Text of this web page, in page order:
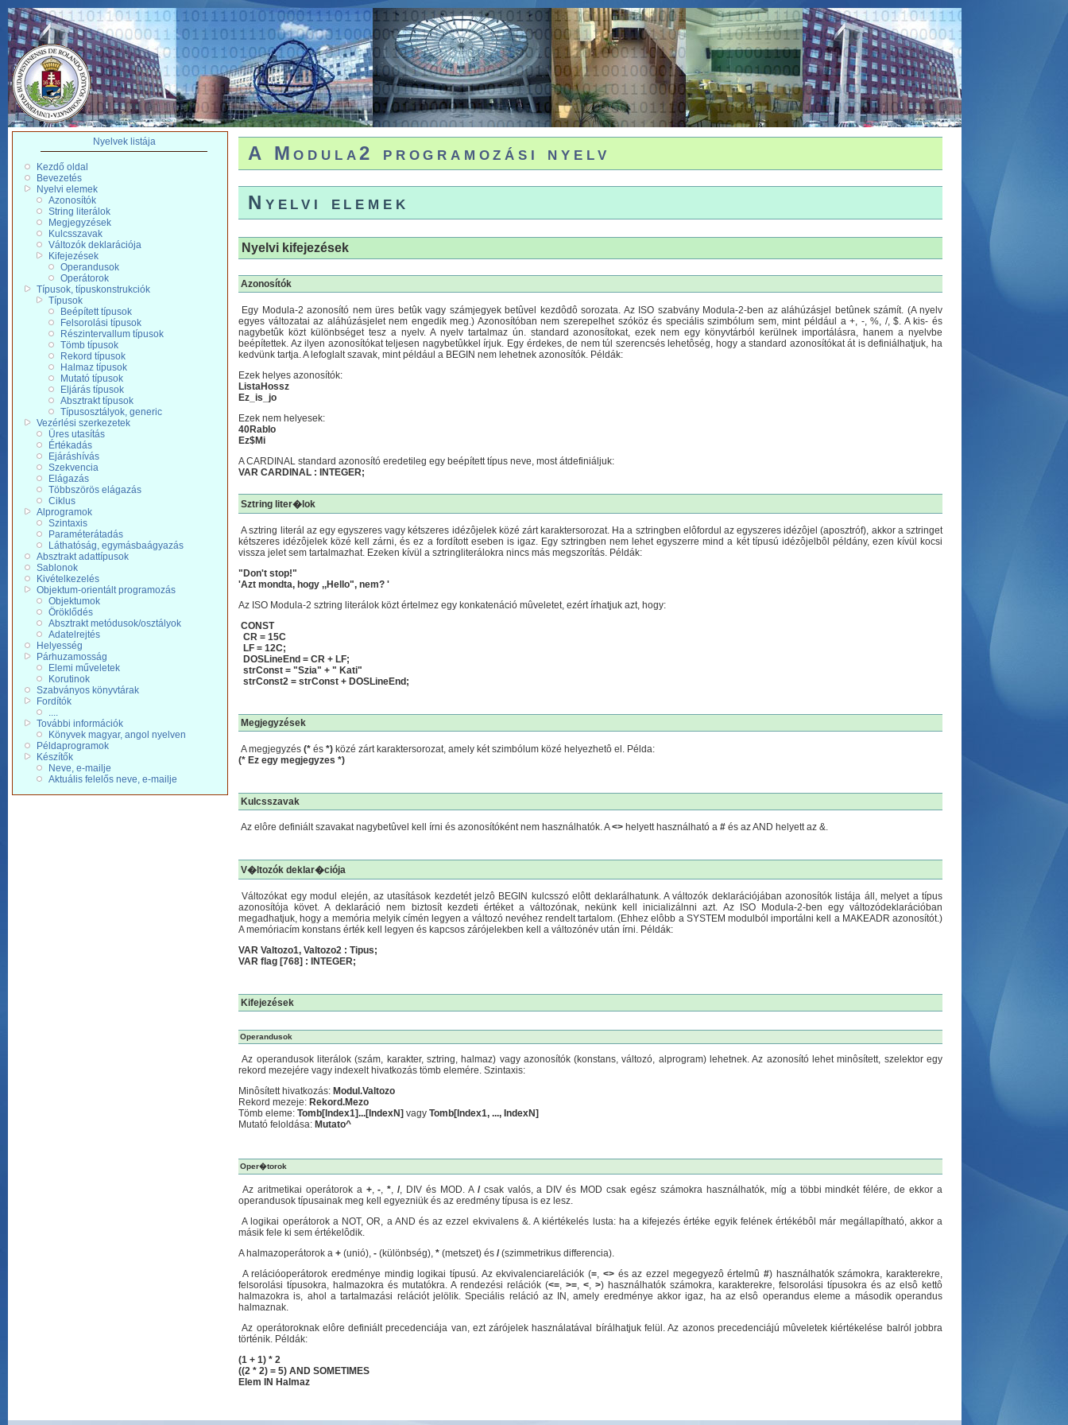
Nyelvek listája
Kezdő oldal
Bevezetés
Nyelvi elemek
Azonosítók
String literálok
Megjegyzések
Kulcsszavak
Változók deklarációja
Kifejezések
Operandusok
Operátorok
Típusok, típuskonstrukciók
Típusok
Beépített típusok
Felsorolási típusok
Részintervallum típusok
Tömb típusok
Rekord típusok
Halmaz típusok
Mutató típusok
Eljárás típusok
Absztrakt típusok
Típusosztályok, generic
Vezérlési szerkezetek
Üres utasítás
Értékadás
Ejáráshívás
Szekvencia
Elágazás
Többszörös elágazás
Ciklus
Alprogramok
Szintaxis
Paraméterátadás
Láthatóság, egymásbaágyazás
Absztrakt adattípusok
Sablonok
Kivételkezelés
Objektum-orientált programozás
Objektumok
Öröklődés
Absztrakt metódusok/osztályok
Adatelrejtés
Helyesség
Párhuzamosság
Elemi műveletek
Korutinok
Szabványos könyvtárak
Fordítók
....
További információk
Könyvek magyar, angol nyelven
Példaprogramok
Készítők
Neve, e-mailje
Aktuális felelős neve, e-mailje
A Modula2 programozási nyelv
Nyelvi elemek
Nyelvi kifejezések
Azonosítók
Egy Modula-2 azonosító nem üres betûk vagy számjegyek betûvel kezdôdô sorozata. Az ISO szabvány Modula-2-ben az aláhúzásjel betûnek számít. (A nyelv
egyes változatai az aláhúzásjelet nem engedik meg.) Azonosítóban nem szerepelhet szóköz és speciális szimbólum sem, mint például a +, -, %, /, $. A kis- és
nagybetûk közt különbséget tesz a nyelv. A nyelv tartalmaz ún. standard azonosítokat, ezek nem egy könyvtárból kerülnek importálásra, hanem a nyelvbe
beépítettek. Az ilyen azonosítókat teljesen nagybetûkkel írjuk. Egy érdekes, de nem túl szerencsés lehetôség, hogy a standard azonosítókat át is definiálhatjuk, ha
kedvünk tartja. A lefoglalt szavak, mint például a BEGIN nem lehetnek azonosítók. Példák:
Ezek helyes azonosítók:
ListaHossz
Ez_is_jo
Ezek nem helyesek:
40Rablo
Ez$Mi
A CARDINAL standard azonosító eredetileg egy beépített típus neve, most átdefiniáljuk:
VAR CARDINAL : INTEGER;
Sztring liter�lok
A sztring literál az egy egyszeres vagy kétszeres idézôjelek közé zárt karaktersorozat. Ha a sztringben elôfordul az egyszeres idézôjel (aposztróf), akkor a sztringet
kétszeres idézôjelek közé kell zárni, és ez a fordított eseben is igaz. Egy sztringben nem lehet egyszerre mind a két típusú idézôjelbôl példány, ezen kívül kocsi
vissza jelet sem tartalmazhat. Ezeken kívül a sztringliterálokra nincs más megszorítás. Példák:
"Don't stop!"
'Azt mondta, hogy ,,Hello", nem? '
Az ISO Modula-2 sztring literálok közt értelmez egy konkatenáció mûveletet, ezért írhatjuk azt, hogy:
CONST
CR = 15C
LF = 12C;
DOSLineEnd = CR + LF;
strConst = "Szia" + " Kati"
strConst2 = strConst + DOSLineEnd;
Megjegyzések
A megjegyzés (* és *) közé zárt karaktersorozat, amely két szimbólum közé helyezhetô el. Példa:
(* Ez egy megjegyzes *)
Kulcsszavak
Az elôre definiált szavakat nagybetûvel kell írni és azonosítóként nem használhatók. A<> helyett használható a # és az AND helyett az &.
V�ltozók deklar�ciója
Változókat egy modul elején, az utasítások kezdetét jelzô BEGIN kulcsszó elôtt deklarálhatunk. A változók deklarációjában azonosítók listája áll, melyet a típus
azonosítója követ. A deklaráció nem biztosít kezdeti értéket a változónak, nekünk kell inicializálnni azt. Az ISO Modula-2-ben egy változódeklarációban
megadhatjuk, hogy a memória melyik címén legyen a változó nevéhez rendelt tartalom. (Ehhez elôbb a SYSTEM modulból importálni kell a MAKEADR azonosítót.)
A memóriacím konstans érték kell legyen és kapcsos zárójelekben kell a változónév után írni. Példák:
VAR Valtozo1, Valtozo2 : Tipus;
VAR flag [768] : INTEGER;
Kifejezések
Operandusok
Az operandusok literálok (szám, karakter, sztring, halmaz) vagy azonosítók (konstans, változó, alprogram) lehetnek. Az azonosító lehet minôsített, szelektor egy
rekord mezejére vagy indexelt hivatkozás tömb elemére. Szintaxis:
Minôsített hivatkozás: Modul.Valtozo
Rekord mezeje: Rekord.Mezo
Tömb eleme: Tomb[Index1]...[IndexN] vagy Tomb[Index1, ..., IndexN]
Mutató feloldása: Mutato^
Oper�torok
Az aritmetikai operátorok a +,- ,* ,/, DIV és MOD. A /csak valós, a DIV és MOD csak egész számokra használhatók, míg a többi mindkét félére, de ekkor a
operandusok típusainak meg kell egyezniük és az eredmény típusa is ez lesz.
A logikai operátorok a NOT, OR, a AND és az ezzel ekvivalens &. A kiértékelés lusta: ha a kifejezés értéke egyik felének értékébôl már megállapítható, akkor a
másik fele ki sem értékelôdik.
A halmazoperátorok a + (unió), - (különbség), * (metszet) és /(szimmetrikus differencia).
A relációoperátorok eredménye mindig logikai típusú. Az ekvivalenciarelációk (= <>és az ezzel megegyezô értelmû #) használhatók számokra, karakterekre,
felsorolási típusokra, halmazokra és mutatókra. A rendezési relációk (<= >= < >) használhatók számokra, karakterekre, felsorolási típusokra és az elsô kettô
halmazokra is, ahol a tartalmazási relációt jelölik. Speciális reláció az IN, amely eredménye akkor igaz, ha az elsô operandus eleme a második operandus
halmaznak.
Az operátoroknak elôre definiált precedenciája van, ezt zárójelek használatával bírálhatjuk felül. Az azonos precedenciájú mûveletek kiértékelése balról jobbra
történik. Példák:
(1 + 1) * 2
((2 * 2) = 5) AND SOMETIMES
Elem IN Halmaz